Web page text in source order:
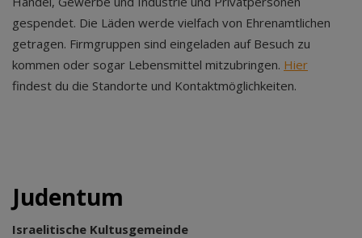
gespendet. Die Läden werde vielfach von Ehrenamtlichen
getragen. Firmgruppen sind eingeladen auf Besuch zu
kommen oder sogar Lebensmittel mitzubringen. Hier
findest du die Standorte und Kontaktmöglichkeiten.
Judentum
Israelitische Kultusgemeinde